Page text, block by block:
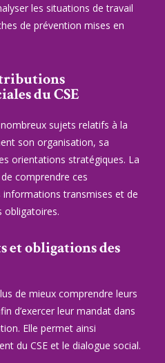
les situations de travail
de prévention mises en
du CSE
sujets relatifs à la
son organisation, sa
orientations stratégiques. La
comprendre ces
informations transmises et de
obligatoires.
et obligations des
de mieux comprendre leurs
d’exercer leur mandat dans
Elle permet ainsi
du CSE et le dialogue social.